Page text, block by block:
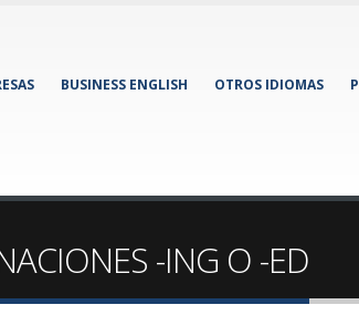
BUSINESS ENGLISH OTROS IDIOMAS
-ING O -ED